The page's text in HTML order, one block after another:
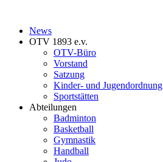
News
OTV 1893 e.v.
OTV-Büro
Vorstand
Satzung
Kinder- und Jugendordnung
Sportstätten
Abteilungen
Badminton
Basketball
Gymnastik
Handball